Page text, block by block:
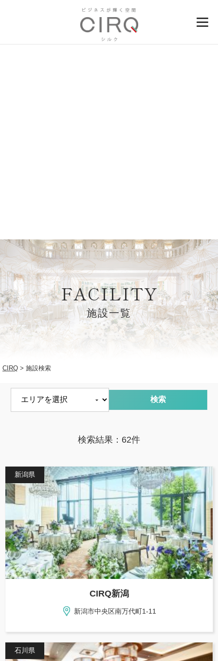
FACILITY
施設一覧
CIRQ 施設検索
検索結果：62件
新潟県
CIRQ新潟
新潟市中央区南万代町1-11
石川県